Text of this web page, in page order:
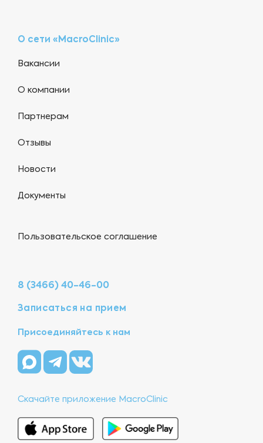
О сети «MacroClinic»
Вакансии
О компании
Партнерам
Отзывы
Новости
Документы
Пользовательское соглашение
8 (3466) 40-46-00
Записаться на прием
Присоединяйтесь к нам
Скачайте приложение MacroClinic